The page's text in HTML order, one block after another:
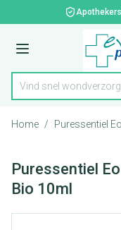
Ga naar de inhoud
Menu
Product, merk,
Vind snel
Home / Puressentiel
Puressentiel
Bio 10ml